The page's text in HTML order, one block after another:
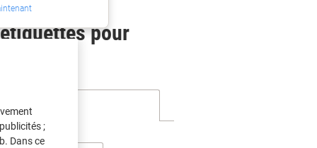
pour
;
Dans ce